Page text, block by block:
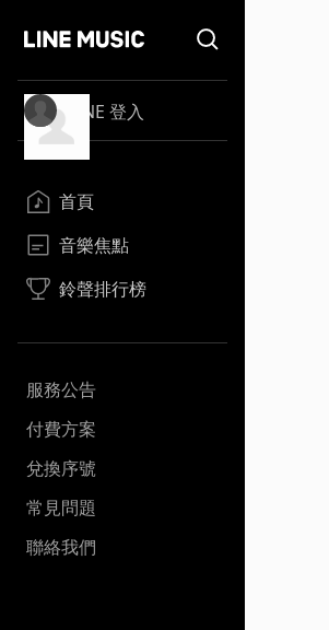
LINE 登入
首頁
音樂焦點
鈴聲排行榜
服務公告
付費方案
兌換序號
常見問題
聯絡我們